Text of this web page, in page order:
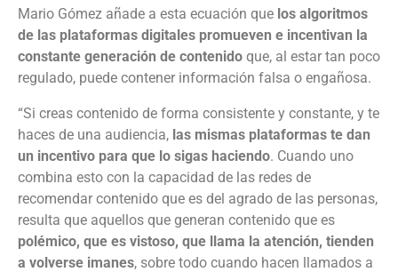
Mario Gómez añade a esta ecuación que los algoritmos
de las plataformas digitales promueven e incentivan la
constante generación de contenido que, al estar tan poco
regulado, puede contener información falsa o engañosa.
“Si creas contenido de forma consistente y constante, y te
haces de una audiencia, las mismas plataformas te dan
un incentivo para que lo sigas haciendo. Cuando uno
combina esto con la capacidad de las redes de
recomendar contenido que es del agrado de las personas,
resulta que aquellos que generan contenido que es
polémico, que es vistoso, que llama la atención, tienden
a volverse imanes, sobre todo cuando hacen llamados a